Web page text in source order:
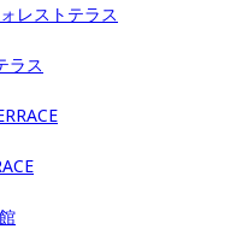
レストテラス
ラス